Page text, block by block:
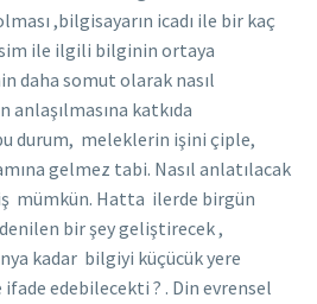
,bilgisayarın icadı ile bir kaç
ile ilgili bilginin ortaya
daha somut olarak nasıl
katkıda
durum, meleklerin işini çiple,
gelmez tabi. Nasıl anlatılacak
iş mümkün. Hatta ilerde birgün
bir şey geliştirecek ,
kadar bilgiyi küçücük yere
ifade edebilecekti ? . Din evrensel